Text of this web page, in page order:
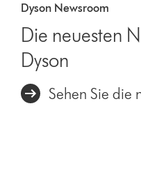
Dyson Newsroom
Die neuesten
Dyson
Sehen Sie die